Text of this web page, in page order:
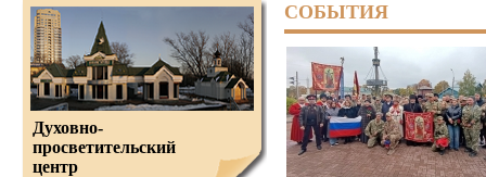
СОБЫТИЯ
Духовно-
просветительский
центр